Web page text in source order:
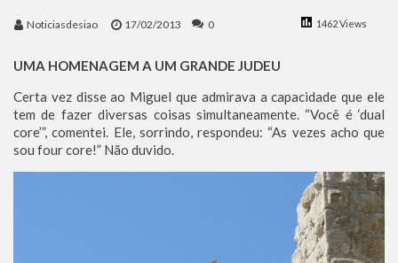
Benjamin Netanyahu faz discurso impactante no Congresso da JNS 2026
Noticiasdesiao 17/02/2013 1462 Views
0
UMA HOMENAGEM A UM GRANDE JUDEU
Certa vez disse ao Miguel que admirava a capacidade que ele
tem de fazer diversas coisas simultaneamente. “Você é ‘dual
core’”, comentei. Ele, sorrindo, respondeu: “As vezes acho que
sou four core!” Não duvido.